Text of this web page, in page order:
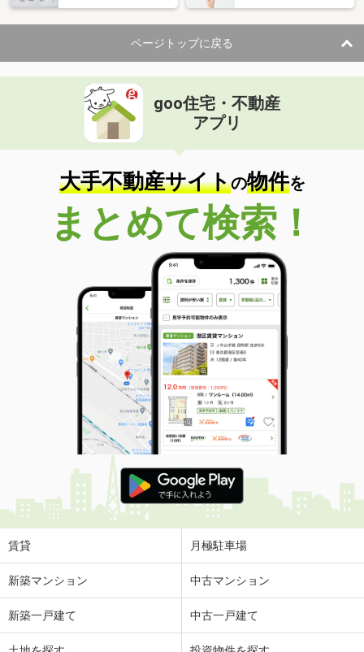
ページトップに戻る
goo住宅・不動産
アプリ
大手不動産サイトの物件を
まとめて検索！
賃貸 月極駐車場
新築マンション 中古マンション
新築一戸建て 中古一戸建て